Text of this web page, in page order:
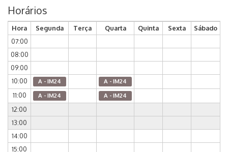
Horários
Hora Segunda Terça Quarta Quinta Sexta
Sábado
07:00
08:00
09:00
10:00
A - IM24 A - IM24
11:00 A - IM24 A - IM24
12:00
13:00
14:00
15:00